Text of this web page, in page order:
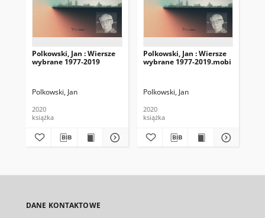
Polkowski, Jan : Wiersze
wybrane 1977-2019
Polkowski, Jan
2020
książka
Polkowski, Jan : Wiersze
wybrane 1977-2019.mobi
Polkowski, Jan
2020
książka
DANE KONTAKTOWE